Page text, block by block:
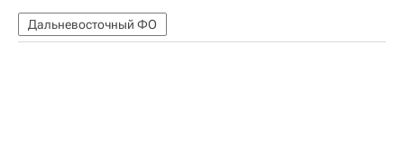
Дальневосточный ФО